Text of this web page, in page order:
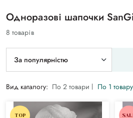
Одноразові шапочки
8 товарів
За популярністю
Вид каталогу: По 2 товари По 1 товару
TOP